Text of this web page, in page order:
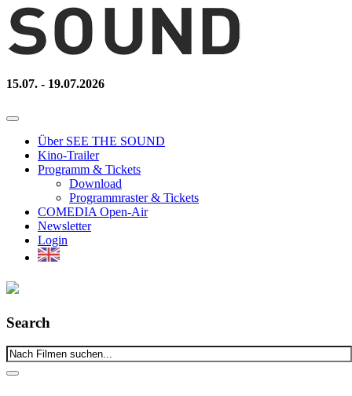
15.07. - 19.07.2026
Über SEE THE SOUND
Kino-Trailer
Programm & Tickets
Download
Programmraster & Tickets
COMEDIA Open-Air
Newsletter
Login
Search